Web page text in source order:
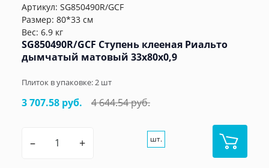
Артикул: SG850490R/GCF
Размер: 80*33 см
Вес: 6.9 кг
SG850490R/GCF Ступень клееная Риальто
дымчатый матовый 33x80x0,9
Плиток в упаковке: 2 шт
3 707.58 руб. 4 644.54 руб.
– + шт.